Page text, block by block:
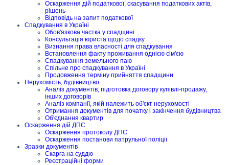
Оскарження дій податкової, скасування податкових актів,
рішень
Відповідь на запит податкової
Спадкування в Україні
Обов'язкова частка у спадщині
Консультація юриста щодо спадку
Визнання права власності для спадкування
Встановлення факту проживання однією сім'єю
Спадкування земельного паю
Спільне про спадкування в Україні
Продовження терміну прийняття спадщини
Нерухомість, будівництво
Аналіз документів, підготовка договору купівлі-продажу,
інших договорів
Аналіз компанії, якій належить об'єкт нерухомості
Отримання документів для початку і закінчення будівництва
Об'єднання квартир
Оскарження дій ДПС
Оскарження протоколу ДПС
Оскарження постанови патрульної поліції
Зразки документів
Скарга на суддю
Реєстраційні форми